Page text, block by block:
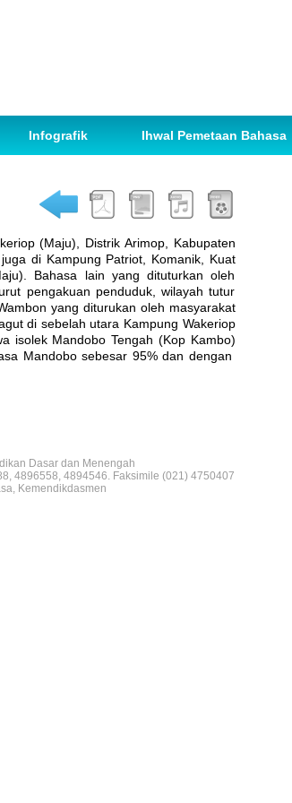
Infografik Ihwal Pemetaan Bahasa
(Maju), Distrik Arimop, Kabupaten
di Kampung Patriot, Komanik, Kuat
Bahasa lain yang dituturkan oleh
pengakuan penduduk, wilayah tutur
yang diturukan oleh masyarakat
di sebelah utara Kampung Wakeriop
isolek Mandobo Tengah (Kop Kambo)
Mandobo sebesar 95% dan dengan
Dasar dan Menengah
4896558, 4894546. Faksimile (021) 4750407
Kemendikdasmen